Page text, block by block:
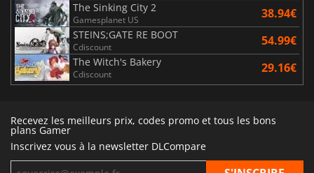
The Sinking City 2
Gamesplanet US 38.94€
STEINS;GATE RE BOOT
Cdiscount 54.99€
The Witch's Bakery
Cdiscount 29.16€
Recevez les meilleurs prix, codes promo et tous les bons
plans Gamer
Inscrivez vous à la newsletter DLCompare